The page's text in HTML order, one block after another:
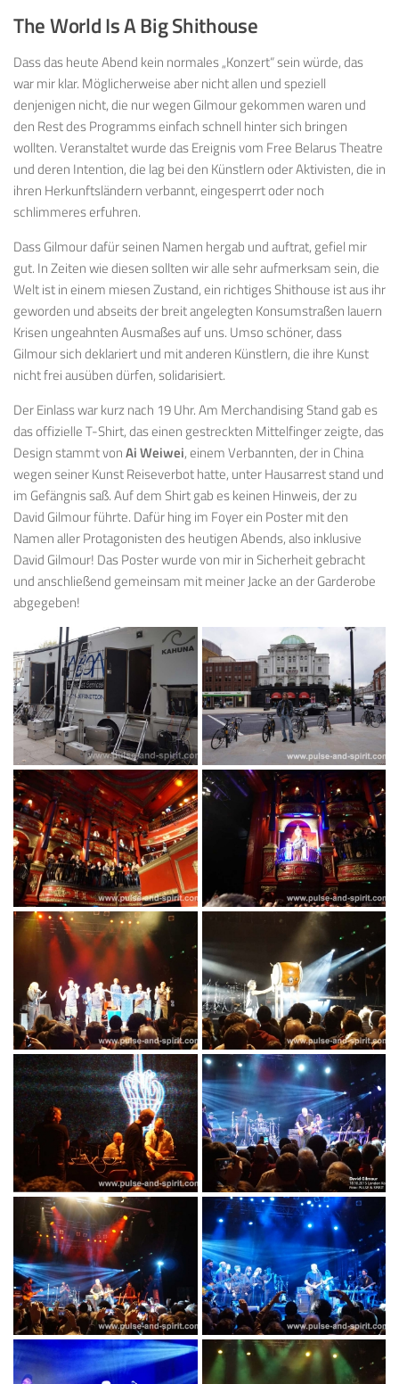
The World Is A Big Shithouse
Dass das heute Abend kein normales „Konzert“ sein würde, das
war mir klar. Möglicherweise aber nicht allen und speziell
denjenigen nicht, die nur wegen Gilmour gekommen waren und
den Rest des Programms einfach schnell hinter sich bringen
wollten. Veranstaltet wurde das Ereignis vom Free Belarus Theatre
und deren Intention, die lag bei den Künstlern oder Aktivisten, die in
ihren Herkunftsländern verbannt, eingesperrt oder noch
schlimmeres erfuhren.
Dass Gilmour dafür seinen Namen hergab und auftrat, gefiel mir
gut. In Zeiten wie diesen sollten wir alle sehr aufmerksam sein, die
Welt ist in einem miesen Zustand, ein richtiges Shithouse ist aus ihr
geworden und abseits der breit angelegten Konsumstraßen lauern
Krisen ungeahnten Ausmaßes auf uns. Umso schöner, dass
Gilmour sich deklariert und mit anderen Künstlern, die ihre Kunst
nicht frei ausüben dürfen, solidarisiert.
Der Einlass war kurz nach 19 Uhr. Am Merchandising Stand gab es
das offizielle T-Shirt, das einen gestreckten Mittelfinger zeigte, das
Design stammt vonAi Weiwei, einem Verbannten, der in China
wegen seiner Kunst Reiseverbot hatte, unter Hausarrest stand und
im Gefängnis saß. Auf dem Shirt gab es keinen Hinweis, der zu
David Gilmour führte. Dafür hing im Foyer ein Poster mit den
Namen aller Protagonisten des heutigen Abends, also inklusive
David Gilmour! Das Poster wurde von mir in Sicherheit gebracht
und anschließend gemeinsam mit meiner Jacke an der Garderobe
abgegeben!